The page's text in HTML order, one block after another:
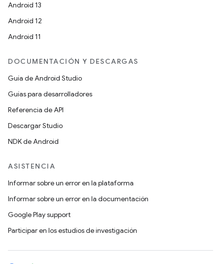
Android 13
Android 12
Android 11
DOCUMENTACIÓN Y DESCARGAS
Guía de Android Studio
Guías para desarrolladores
Referencia de API
Descargar Studio
NDK de Android
ASISTENCIA
Informar sobre un error en la plataforma
Informar sobre un error en la documentación
Google Play support
Participar en los estudios de investigación